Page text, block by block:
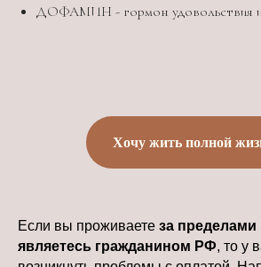
ДОФАМИН - гормон удовольствия и
Хочу жить полной
Если вы проживаете за
являетесь гражданином РФ, то у